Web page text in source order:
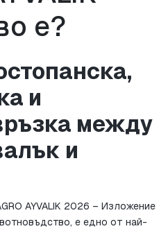
е?
и
между
и
AYVALIK 2026 – Изложение
е едно от най-